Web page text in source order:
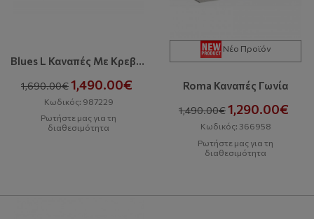
Blues L Καναπές Με Κρεβάτι
1,690.00€1,490.00€
Κωδικός: 987229
Ρωτήστε μας για τη
διαθεσιμότητα
Νέο Προϊόν
Roma Καναπές Γωνία
1,490.00€1,290.00€
Κωδικός: 366958
Ρωτήστε μας για τη
διαθεσιμότητα